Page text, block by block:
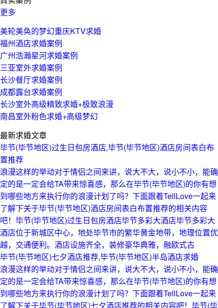
更多
美轮美奂的梦幻重庆KTV求婚
福州酒店求婚案例
广州浩瀚星河求婚案例
三亚室外求婚案例
长沙餐厅求婚案例
成都露台求婚案例
长沙室外高级精致求婚+极致浪漫
南昌室外粉色求婚+高级梦幻
最新求婚文章
毕节(毕节地区)过生日包房酒店,毕节(毕节地区)酒店房间表白布
置推荐
浪漫这样的举动对于情侣之间来讲，说大不大，说小不小，能确
定的是一定会给TA带来惊喜感，那么在毕节(毕节地区)的你有想
到哪些地方来执行你的浪漫计划了吗？下面跟着TellLove一起来
了解下关于毕节(毕节地区)酒店房间表白布置推荐的相关内容
吧！毕节(毕节地区)过生日包房酒店毕节多彩大酒店毕节多彩大
酒店位于新城区中心，地处毕节市的繁华黄金地带，地理位置优
越，交通便利。酒店设施齐全，装修豪华典雅，融欧式古
毕节(毕节地区)七夕酒店推荐,毕节(毕节地区)半岛酒店求婚
浪漫这样的举动对于情侣之间来讲，说大不大，说小不小，能确
定的是一定会给TA带来惊喜感，那么在毕节(毕节地区)的你有想
到哪些地方来执行你的浪漫计划了吗？下面跟着TellLove一起来
了解下关于毕节(毕节地区)七夕酒店推荐的相关内容吧！毕节(毕